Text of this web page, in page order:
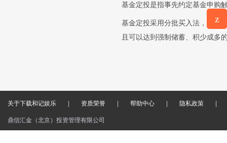
基金定投是指事先约定基金申购
基金定投采用分批买入法，均衡
且可以达到强制储蓄、积少成多
关于下载和记娱乐 | 资质荣誉 | 帮助中心 | 隐私政策 |
鼎信汇金（北京）投资管理有限公司
z
意见反